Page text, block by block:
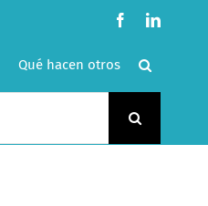
Facebook
Qué hacen otros